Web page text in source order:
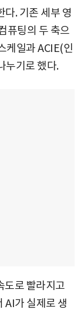
. 기존 세부 영
퓨팅의 두 축으
케일과 ACIE(인
누기로 했다.
도로 빨라지고
AI가 실제로 생